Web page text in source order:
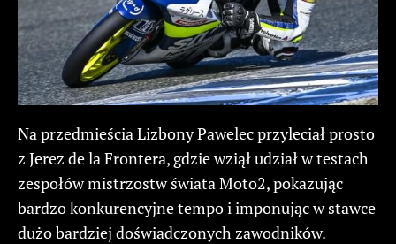
Na przedmieścia Lizbony Pawelec przyleciał prosto
z Jerez de la Frontera, gdzie wziął udział w testach
zespołów mistrzostw świata Moto2, pokazując
bardzo konkurencyjne tempo i imponując w stawce
dużo bardziej doświadczonych zawodników.